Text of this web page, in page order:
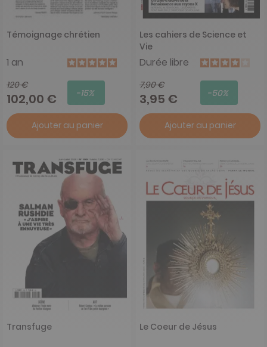
Témoignage chrétien
1 an
120 €
102,00 € -15%
Ajouter au panier
Les cahiers de Science et
Vie
Durée libre
7,90 €
3,95 € -50%
Ajouter au panier
Transfuge Le Coeur de Jésus